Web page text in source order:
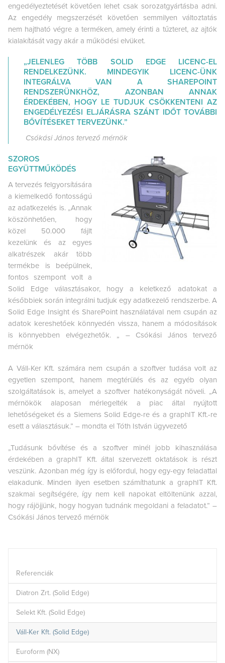
Referenciák
Diatron Zrt. (Solid Edge)
Selekt Kft. (Solid Edge)
Váll-Ker Kft. (Solid Edge)
Euroform (NX)
engedélyeztetését követően lehet csak sorozatgyártásba adni.
Az engedély megszerzését követően semmilyen változtatás
nem hajtható végre a terméken, amely érinti a tűzteret, az ajtók
kialakítását vagy akár a működési elvüket.
„JELENLEG TÖBB SOLID EDGE LICENC-EL
RENDELKEZÜNK. MINDEGYIK LICENC-ÜNK
INTEGRÁLVA VAN A SHAREPOINT
RENDSZERÜNKHÖZ, AZONBAN ANNAK
ÉRDEKÉBEN, HOGY LE TUDJUK CSÖKKENTENI AZ
ENGEDÉLYEZÉSI ELJÁRÁSRA SZÁNT IDŐT TOVÁBBI
BŐVÍTÉSEKET TERVEZÜNK.”
Csókási János tervező mérnök
SZOROS
EGYÜTTMŰKÖDÉS
A tervezés felgyorsítására
a kiemelkedő fontosságú
az adatkezelés is. „Annak
köszönhetően, hogy
közel 50.000 fájlt
kezelünk és az egyes
alkatrészek akár több
termékbe is beépülnek,
fontos szempont volt a
Solid Edge választásakor, hogy a keletkező adatokat a
későbbiek során integrálni tudjuk egy adatkezelő rendszerbe. A
Solid Edge Insight és SharePoint használatával nem csupán az
adatok kereshetőek könnyedén vissza, hanem a módosítások
is könnyebben elvégezhetők. „ – Csókási János tervező
mérnök
A Váll-Ker Kft. számára nem csupán a szoftver tudása volt az
egyetlen szempont, hanem megtérülés és az egyéb olyan
szolgáltatások is, amelyet a szoftver hatékonyságát növeli. „A
mérnökök alaposan mérlegelték a piac által nyújtott
lehetőségeket és a Siemens Solid Edge-re és a graphIT Kft.-re
esett a választásuk.” – mondta el Tóth István ügyvezető
„Tudásunk bővítése és a szoftver minél jobb kihasználása
érdekében a graphIT Kft. által szervezett oktatások is részt
veszünk. Azonban még így is előfordul, hogy egy-egy feladattal
elakadunk. Minden ilyen esetben számíthatunk a graphIT Kft.
szakmai segítségére, így nem kell napokat eltöltenünk azzal,
hogy rájöjjünk, hogy hogyan tudnánk megoldani a feladatot.” –
Csókási János tervező mérnök